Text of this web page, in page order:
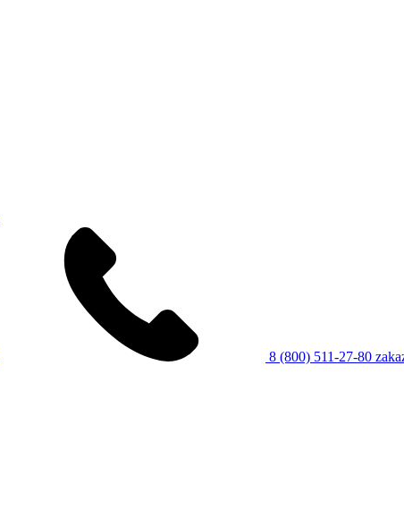
8 (800) 511-27-80